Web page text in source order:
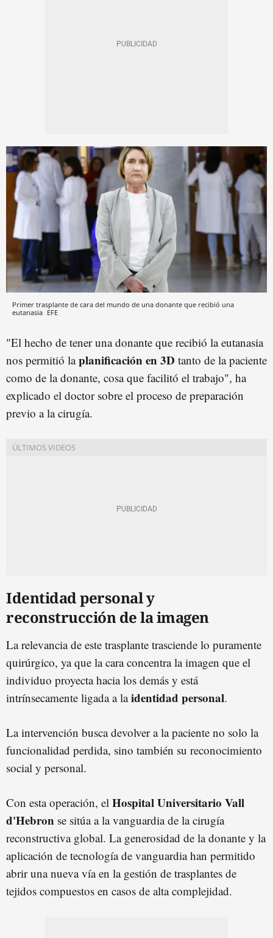
Primer trasplante de cara del mundo de una donante que recibió una
eutanasia EFE
"El hecho de tener una donante que recibió la eutanasia
nos permitió laplanificación en 3D tanto de la paciente
como de la donante, cosa que facilitó el trabajo", ha
explicado el doctor sobre el proceso de preparación
previo a la cirugía.
Identidad personal y
reconstrucción de la imagen
La relevancia de este trasplante trasciende lo puramente
quirúrgico, ya que la cara concentra la imagen que el
individuo proyecta hacia los demás y está
intrínsecamente ligada a laidentidad personal.
La intervención busca devolver a la paciente no solo la
funcionalidad perdida, sino también su reconocimiento
social y personal.
Con esta operación, el Hospital Universitario Vall
d'Hebron se sitúa a la vanguardia de la cirugía
reconstructiva global. La generosidad de la donante y la
aplicación de tecnología de vanguardia han permitido
abrir una nueva vía en la gestión de trasplantes de
tejidos compuestos en casos de alta complejidad.